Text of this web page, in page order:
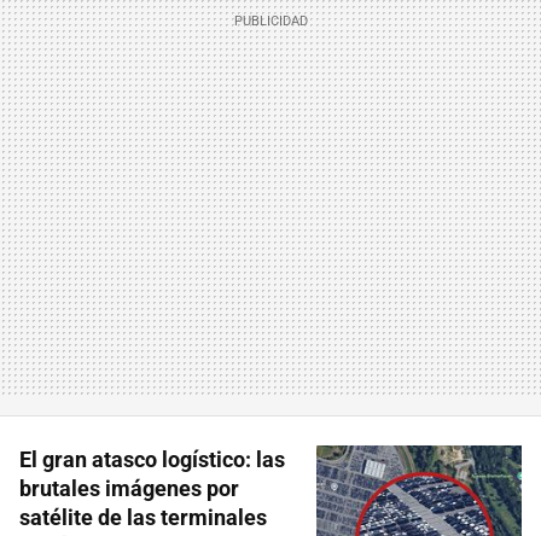
El gran atasco logístico: las
brutales imágenes por
satélite de las terminales